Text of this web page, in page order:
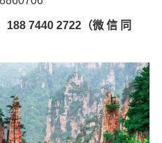
188 7440 2722（微 信 同